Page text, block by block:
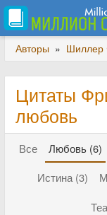
Авторы » Шиллер
Цитаты
любовь
Все Любовь (6)
Истина (3)